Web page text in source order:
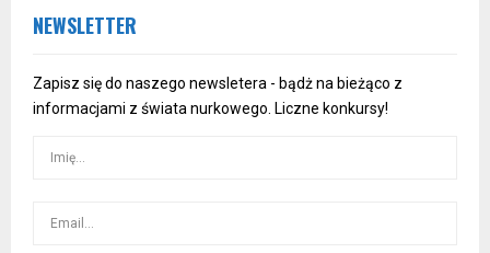
NEWSLETTER
Zapisz się do naszego newsletera - bądż na bieżąco z
informacjami z świata nurkowego. Liczne konkursy!